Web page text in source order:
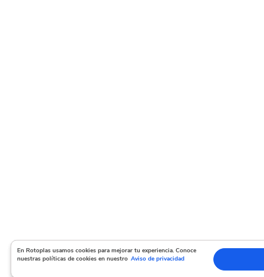
En Rotoplas usamos cookies para mejorar tu experiencia. Conoce nuestras políticas de
En Rotoplas usamos cookies para mejorar tu experiencia. Conoce
nuestras políticas de cookies en nuestro Aviso de privacidad